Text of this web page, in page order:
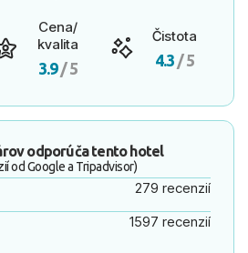
Cena/
kvalita
3.9/ 5
Čistota
4.3 / 5
odporúča tento hotel
od Google a Tripadvisor)
279 recenzií
1597 recenzií